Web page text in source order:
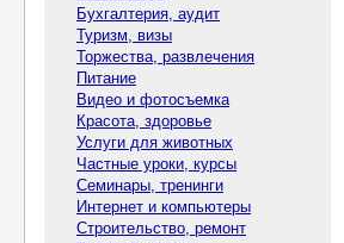
Бухгалтерия, аудит
Туризм, визы
Торжества, развлечения
Питание
Видео и фотосъемка
Красота, здоровье
Услуги для животных
Частные уроки, курсы
Семинары, тренинги
Интернет и компьютеры
Строительство, ремонт